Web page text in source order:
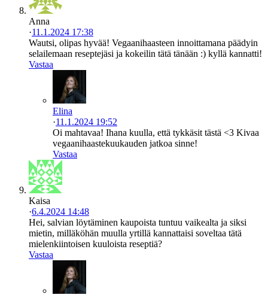
Anna
·11.1.2024 17:38
Wautsi, olipas hyvää! Vegaanihaasteen innoittamana päädyin
selailemaan reseptejäsi ja kokeilin tätä tänään :) kyllä kannatti!
Vastaa
Elina
·11.1.2024 19:52
Oi mahtavaa! Ihana kuulla, että tykkäsit tästä <3 Kivaa
vegaanihaastekuukauden jatkoa sinne!
Vastaa
Kaisa
·6.4.2024 14:48
Hei, salvian löytäminen kaupoista tuntuu vaikealta ja siksi
mietin, milläköhän muulla yrtillä kannattaisi soveltaa tätä
mielenkiintoisen kuuloista reseptiä?
Vastaa